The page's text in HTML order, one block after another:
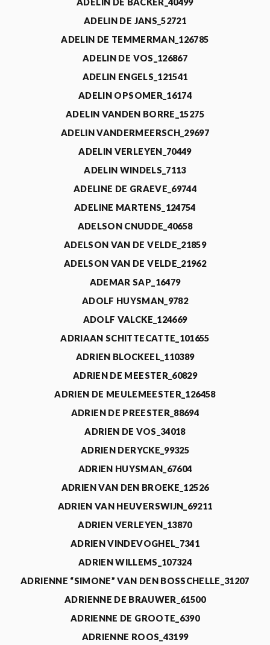
ADELIN DE BACKER_40499
ADELIN DE JANS_52721
ADELIN DE TEMMERMAN_126785
ADELIN DE VOS_126867
ADELIN ENGELS_121541
ADELIN OPSOMER_16174
ADELIN VANDEN BORRE_15275
ADELIN VANDERMEERSCH_29697
ADELIN VERLEYEN_70449
ADELIN WINDELS_7113
ADELINE DE GRAEVE_69744
ADELINE MARTENS_124754
ADELSON CNUDDE_40658
ADELSON VAN DE VELDE_21859
ADELSON VAN DE VELDE_21962
ADEMAR SAP_16479
ADOLF HUYSMAN_9782
ADOLF VALCKE_124669
ADRIAAN SCHITTECATTE_101655
ADRIEN BLOCKEEL_110389
ADRIEN DE MEESTER_60829
ADRIEN DE MEULEMEESTER_126458
ADRIEN DE PREESTER_88694
ADRIEN DE VOS_34018
ADRIEN DERYCKE_99325
ADRIEN HUYSMAN_67604
ADRIEN VAN DEN BROEKE_12526
ADRIEN VAN HEUVERSWIJN_69211
ADRIEN VERLEYEN_13870
ADRIEN VINDEVOGHEL_7341
ADRIEN WILLEMS_107324
ADRIENNE “SIMONE” VAN DEN BOSSCHELLE_31207
ADRIENNE DE BRAUWER_61500
ADRIENNE DE GROOTE_6390
ADRIENNE ROOS_43199